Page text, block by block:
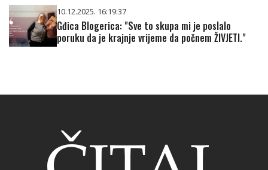
10.12.2025. 16:19:37
Gđica Blogerica: "Sve to skupa mi je poslalo
poruku da je krajnje vrijeme da počnem ŽIVJETI."